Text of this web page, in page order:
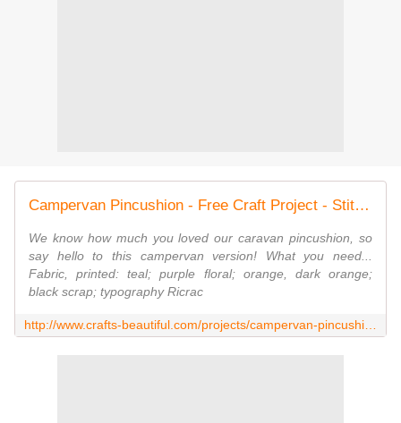
Campervan Pincushion - Free Craft Project - Stitching - Crafts Beautiful Magazine
We know how much you loved our caravan pincushion, so
say hello to this campervan version! What you need...
Fabric, printed: teal; purple floral; orange, dark orange;
black scrap; typography Ricrac